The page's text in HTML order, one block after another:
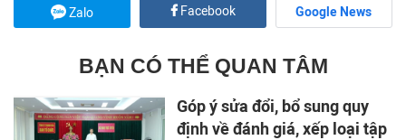
Zalo Facebook Google News
BẠN CÓ THỂ QUAN TÂM
Góp ý sửa đổi, bổ sung quy
định về đánh giá, xếp loại tập